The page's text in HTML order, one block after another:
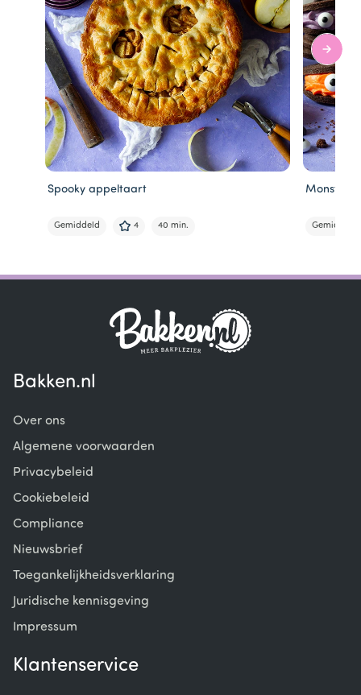
Spooky appeltaart
Gemiddeld 4 40 min.
Monster
Gemiddeld
1
Bakken.nl
Over ons
Algemene voorwaarden
Privacybeleid
Cookiebeleid
Compliance
Nieuwsbrief
Toegankelijkheidsverklaring
Juridische kennisgeving
Impressum
Klantenservice